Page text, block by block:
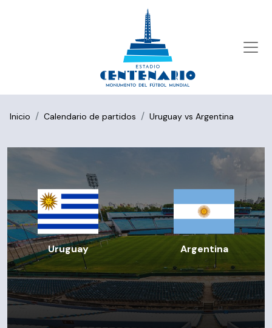
Inicio Calendario de partidos Uruguay vs Argentina
Uruguay Argentina